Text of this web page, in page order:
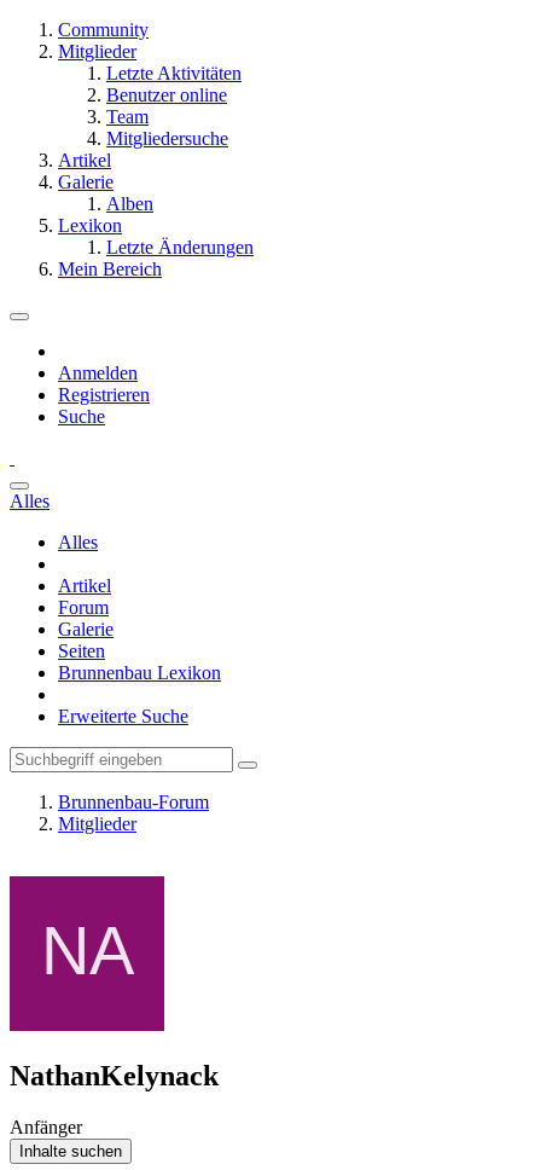
Community
Mitglieder
Letzte Aktivitäten
Benutzer online
Team
Mitgliedersuche
Artikel
Galerie
Alben
Lexikon
Letzte Änderungen
Mein Bereich
Anmelden
Registrieren
Suche
Alles
Alles
Artikel
Forum
Galerie
Seiten
Brunnenbau Lexikon
Erweiterte Suche
Brunnenbau-Forum
Mitglieder
NathanKelynack
Anfänger
Inhalte suchen